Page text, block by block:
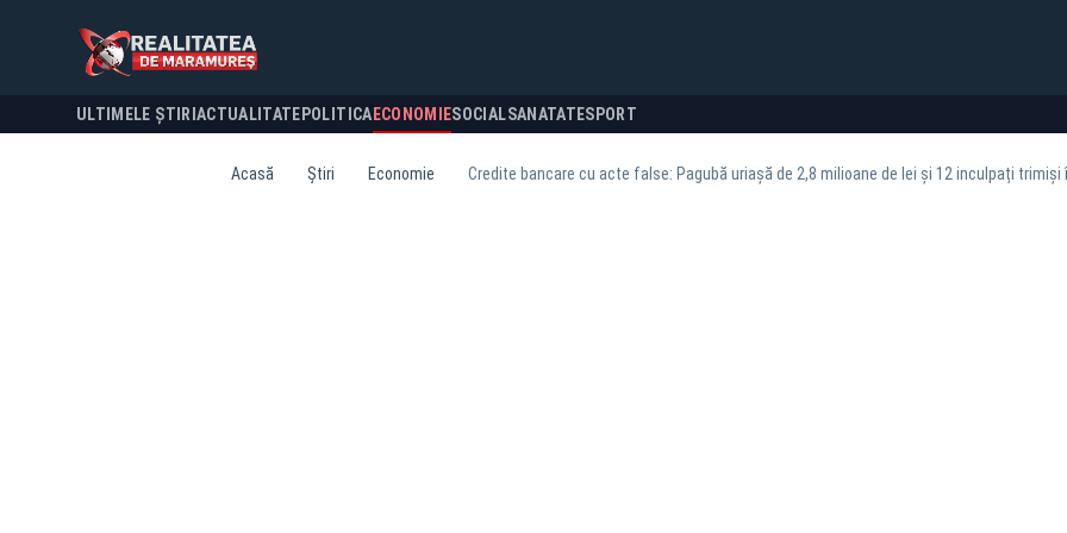
ULTIMELE ȘTIRI ACTUALITATE POLITICA ECONOMIESOCIALSANATATESPORT
Acasă Știri Economie Credite bancare cu acte false: Pagubă uriașă de 2,8 milioane de lei și 12 inculpați